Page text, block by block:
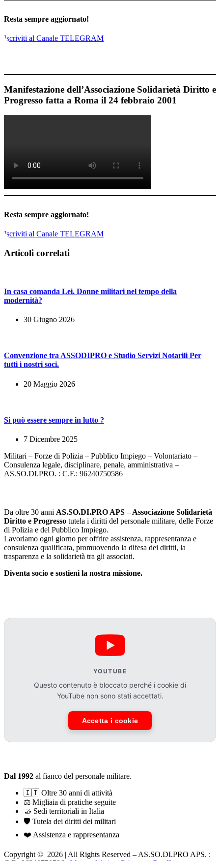
Resta sempre aggiornato!
Iscriviti al Canale TELEGRAM
Manifestazione dell’Associazione Solidarietà Diritto e
Progresso fatta a Roma il 24 febbraio 2001
Resta sempre aggiornato!
Iscriviti al Canale TELEGRAM
Articoli correlati
In casa comanda Lei. Donne militari nel tempo della
modernità?
30 Giugno 2026
Convenzione tra ASSODIPRO e Studio Servizi Notarili Per
tutti i nostri soci.
20 Maggio 2026
Si può essere sempre in lutto ?
7 Dicembre 2025
Militari – Forze di Polizia – Pubblico Impiego – Volontariato –
Consulenza legale, disciplinare, penale, amministrativa –
AS.SO.DI.PRO. : C.F.: 96240750586
Da oltre 30 anni AS.SO.DI.PRO APS – Associazione Solidarietà
Diritto e Progresso tutela i diritti del personale militare, delle Forze
di Polizia e del Pubblico Impiego.
Lavoriamo ogni giorno per offrire assistenza, rappresentanza e
consulenza qualificata, promuovendo la difesa dei diritti, la
trasparenza e la solidarietà tra gli associati.
Diventa socio e sostieni la nostra missione.
YOUTUBE
Questo contenuto è bloccato perché i cookie di
YouTube non sono stati accettati.
Accetta i cookie
Dal 1992 al fianco del personale militare.
🇮🇹 Oltre 30 anni di attività
⚖️ Migliaia di pratiche seguite
🤝 Sedi territoriali in Italia
🛡️ Tutela dei diritti dei militari
❤️ Assistenza e rappresentanza
Copyright © 2026 | All Rights Reserved – AS.SO.DI.PRO APS. :